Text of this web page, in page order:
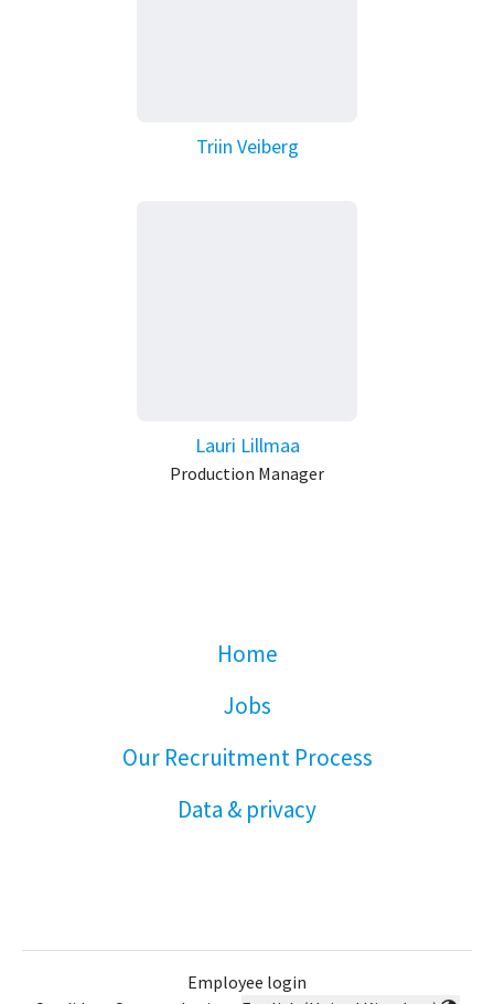
Triin Veiberg
Lauri Lillmaa
Production Manager
Home
Jobs
Our Recruitment Process
Data & privacy
Employee login